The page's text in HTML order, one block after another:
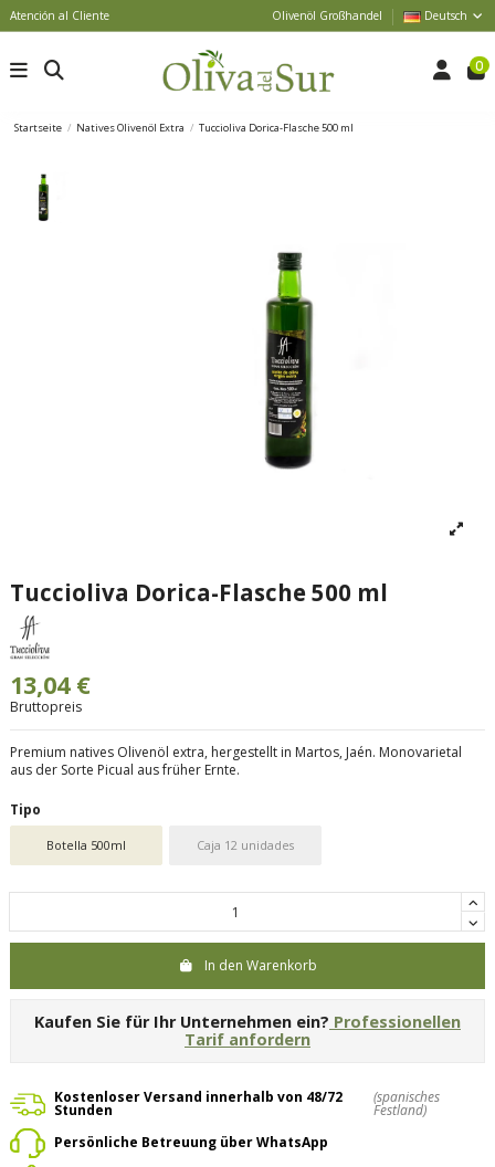
Atención al Cliente Olivenöl Großhandel Deutsch
0
Startseite Natives Olivenöl Extra Tuccioliva Dorica-Flasche 500 ml
Tuccioliva Dorica-Flasche 500 ml
13,04 €
Bruttopreis
Premium natives Olivenöl extra, hergestellt in Martos, Jaén. Monovarietal
aus der Sorte Picual aus früher Ernte.
Tipo
Botella 500ml Caja 12 unidades
In den Warenkorb
Kaufen Sie für Ihr Unternehmen ein? Professionellen
Tarif anfordern
Kostenloser Versand innerhalb von 48/72
Stunden
(spanisches
Festland)
Persönliche Betreuung über WhatsApp